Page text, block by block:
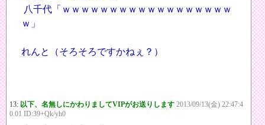
八千代「ｗｗｗｗｗｗｗｗｗｗｗｗｗｗｗｗｗｗ
ｗ」
れんと（そろそろですかねぇ？）
13: 以下、名無しにかわりましてVIPがお送りします 2013/09/13(金) 22:47:4
0.01 ID:39+Qk/yh0